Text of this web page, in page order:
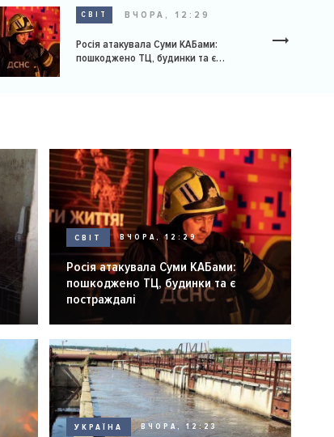
СВІТ ВЧОРА, 12:29
Росія атакувала Суми КАБами:
пошкоджено ТЦ, будинки та є
СВІТ ВЧОРА, 12:29
Росія атакувала Суми КАБами:
пошкоджено ТЦ, будинки та є
постраждалі
УКРАЇНА ВЧОРА, 12:23